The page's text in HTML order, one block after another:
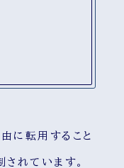
に転用すること
れています。